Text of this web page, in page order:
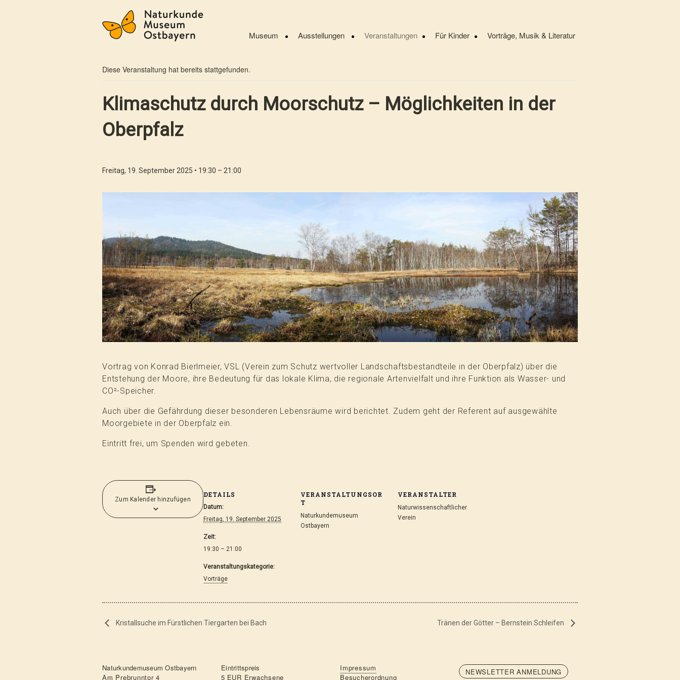
Museum Ausstellungen Veranstaltungen Für Kinder Vorträge, Musik & Literatur
« Alle Veranstaltungen
Diese Veranstaltung hat bereits stattgefunden.
Klimaschutz durch Moorschutz – Möglichkeiten in der
Oberpfalz
Freitag, 19. September 2025 • 19:30 – 21:00
Vortrag von Konrad Bierlmeier, VSL (Verein zum Schutz wertvoller Landschaftsbestandteile in der Oberpfalz) über die
Entstehung der Moore, ihre Bedeutung für das lokale Klima, die regionale Artenvielfalt und ihre Funktion als Wasser- und
CO²-Speicher.
Auch über die Gefährdung dieser besonderen Lebensräume wird berichtet. Zudem geht der Referent auf ausgewählte
Moorgebiete in der Oberpfalz ein.
Eintritt frei, um Spenden wird gebeten.
Zum Kalender hinzufügen
DETAILS
Datum:
Freitag, 19. September 2025
Zeit:
19:30 – 21:00
Veranstaltungskategorie:
Vorträge
VERANSTALTUNGSOR
T
Naturkundemuseum
Ostbayern
VERANSTALTER
Naturwissenschaftlicher
Verein
Kristallsuche im Fürstlichen Tiergarten bei Bach Tränen der Götter – Bernstein Schleifen
Naturkundemuseum Ostbayern
Am Prebrunntor 4
Eintrittspreis
5 EUR Erwachsene
Impressum
Besucherordnung
NEWSLETTER ANMELDUNG